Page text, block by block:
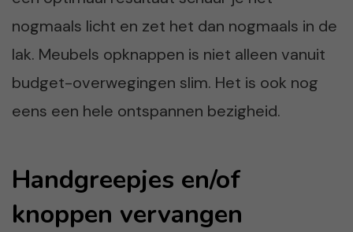
nogmaals licht en zet het dan nogmaals in de
lak. Meubels opknappen is niet alleen vanuit
budget-overwegingen slim. Het is ook nog
eens een hele ontspannen bezigheid.
Handgreepjes en/of
knoppen vervangen